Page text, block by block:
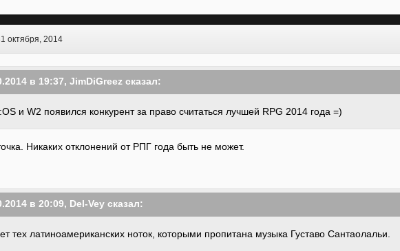
октября, 2014
в 19:37, JimDiGreez сказал:
и W2 появился конкурент за право считаться лучшей RPG 2014 года =)
Никаких отклонений от РПГ года быть не может.
в 20:09, Del-Vey сказал:
тех латиноамериканских ноток, которыми пропитана музыка Густаво Сантаолальи.